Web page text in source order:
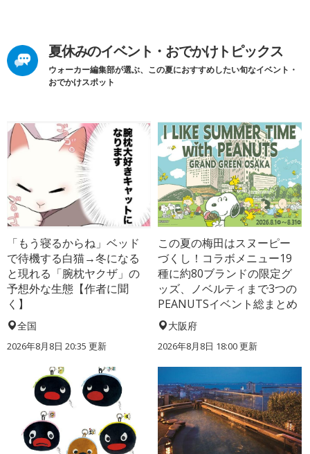
夏休みのイベント・おでかけトピックス
ウォーカー編集部が選ぶ、この夏におすすめしたい旬なイベント・
おでかけスポット
「もう寝るからね」ベッド
で待機する白猫→冬になる
と現れる「腕枕ヤクザ」の
予想外な生態【作者に聞
く】
全国
2026年8月8日 20:35 更新
この夏の梅田はスヌーピー
づくし！コラボメニュー19
種に約80ブランドの限定グ
ッズ、ノベルティまで3つの
PEANUTSイベント総まとめ
大阪府
2026年8月8日 18:00更新